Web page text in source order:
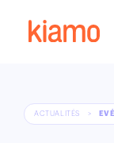
ACTUALITÉS >